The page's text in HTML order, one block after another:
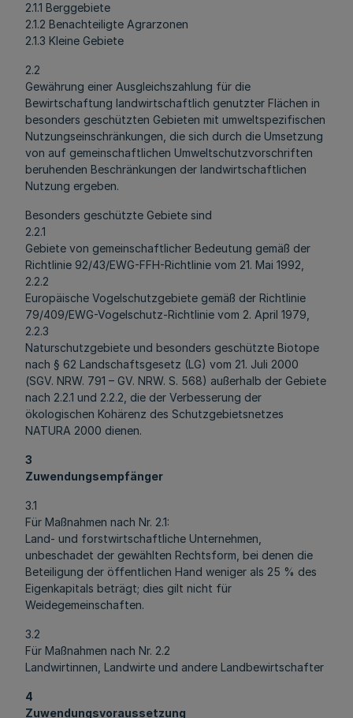
2.1.1 Berggebiete
2.1.2 Benachteiligte Agrarzonen
2.1.3 Kleine Gebiete
2.2
Gewährung einer Ausgleichszahlung für die
Bewirtschaftung landwirtschaftlich genutzter Flächen in
besonders geschützten Gebieten mit umweltspezifischen
Nutzungseinschränkungen, die sich durch die Umsetzung
von auf gemeinschaftlichen Umweltschutzvorschriften
beruhenden Beschränkungen der landwirtschaftlichen
Nutzung ergeben.
Besonders geschützte Gebiete sind
2.2.1
Gebiete von gemeinschaftlicher Bedeutung gemäß der
Richtlinie 92/43/EWG-FFH-Richtlinie vom 21. Mai 1992,
2.2.2
Europäische Vogelschutzgebiete gemäß der Richtlinie
79/409/EWG-Vogelschutz-Richtlinie vom 2. April 1979,
2.2.3
Naturschutzgebiete und besonders geschützte Biotope
nach § 62 Landschaftsgesetz (LG) vom 21. Juli 2000
(SGV. NRW. 791 – GV. NRW. S. 568) außerhalb der Gebiete
nach 2.2.1 und 2.2.2, die der Verbesserung der
ökologischen Kohärenz des Schutzgebietsnetzes
NATURA 2000 dienen.
3
Zuwendungsempfänger
3.1
Für Maßnahmen nach Nr. 2.1:
Land- und forstwirtschaftliche Unternehmen,
unbeschadet der gewählten Rechtsform, bei denen die
Beteiligung der öffentlichen Hand weniger als 25 % des
Eigenkapitals beträgt; dies gilt nicht für
Weidegemeinschaften.
3.2
Für Maßnahmen nach Nr. 2.2
Landwirtinnen, Landwirte und andere Landbewirtschafter
4
Zuwendungsvoraussetzung